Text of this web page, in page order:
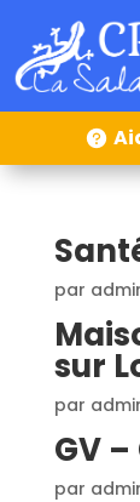
par
sur
par
GV
par